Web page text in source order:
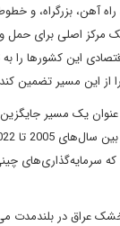
آهن، بزرگراه، و
مرکز اصلی برای حمل و
این کشور‌ها را
از این مسیر تضمین
عنوان یک مسیر
سرمایه‌گذاری‌های
خشک عراق در